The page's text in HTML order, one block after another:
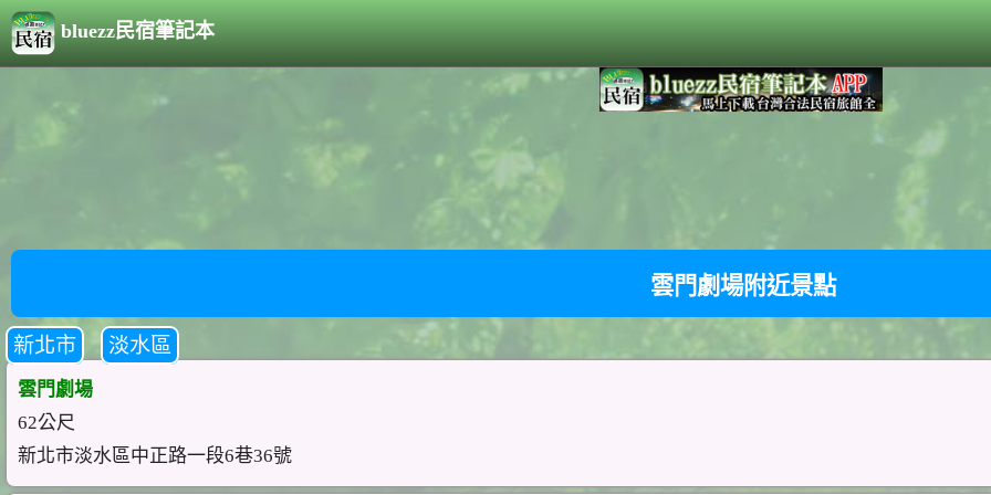
bluezz民宿筆記本
雲門劇場附近景點
新北市 淡水區
雲門劇場
62公尺
新北市淡水區中正路一段6巷36號